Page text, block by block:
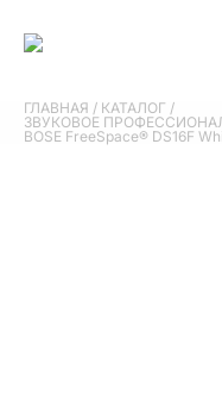
ГЛАВНАЯ / КАТАЛОГ /
ЗВУКОВОЕ
BOSE FreeSpace® DS16F